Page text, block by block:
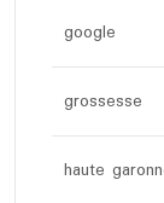
google
grossesse
haute